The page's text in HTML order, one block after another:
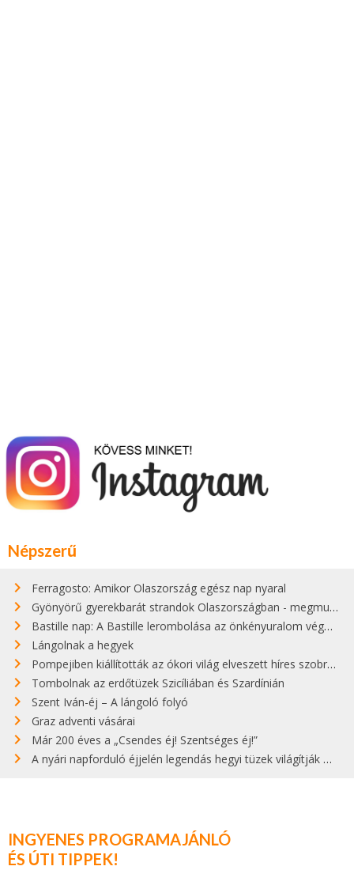
Népszerű
Ferragosto: Amikor Olaszország egész nap nyaral
Gyönyörű gyerekbarát strandok Olaszországban - megmutatjuk a 15 legjobbat
Bastille nap: A Bastille lerombolása az önkényuralom végét jelentette
Lángolnak a hegyek
Pompejiben kiállították az ókori világ elveszett híres szobrának másolatát
Tombolnak az erdőtüzek Szicíliában és Szardínián
Szent Iván-éj – A lángoló folyó
Graz adventi vásárai
Már 200 éves a „Csendes éj! Szentséges éj!”
A nyári napforduló éjjelén legendás hegyi tüzek világítják meg Zugspitzét
INGYENES PROGRAMAJÁNLÓ
ÉS ÚTI TIPPEK!